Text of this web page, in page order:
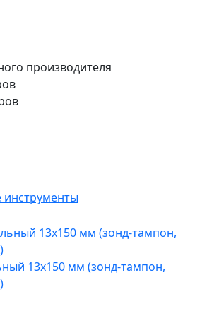
производителя
13х150 мм (зонд-тампон,